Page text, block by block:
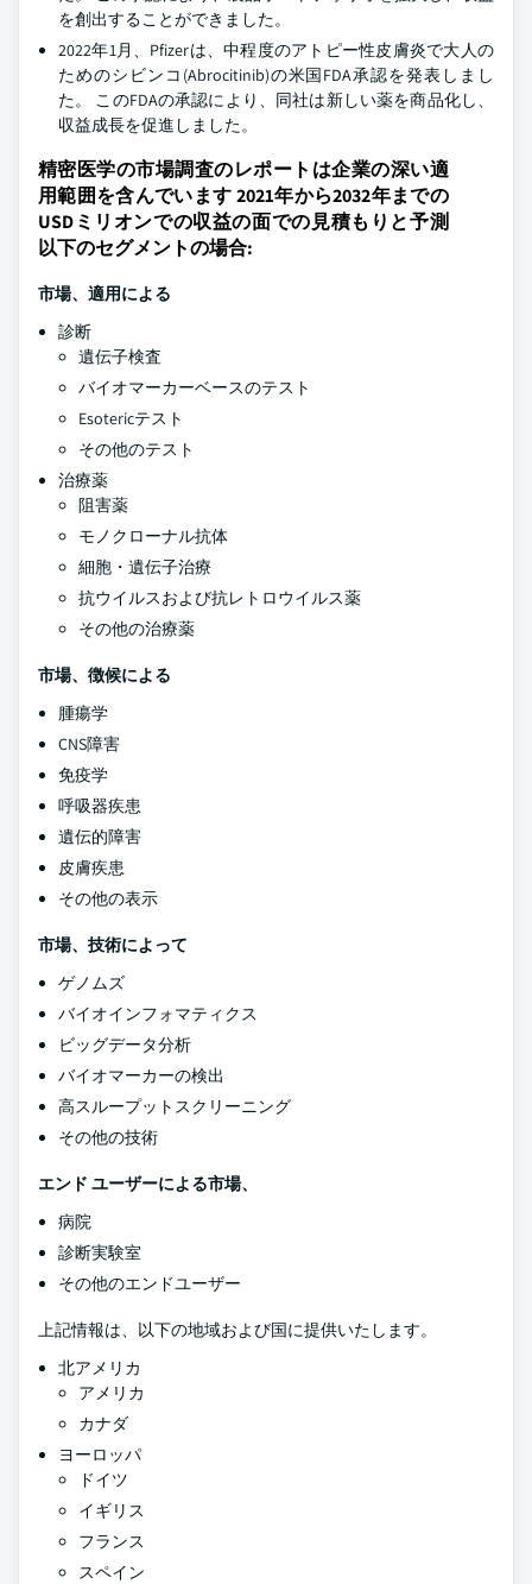
を創出することができました。
2022年1月、Pfizerは、中程度のアトピー性皮膚炎で大人の
ためのシビンコ(Abrocitinib)の米国FDA承認を発表しまし
た。 このFDAの承認により、同社は新しい薬を商品化し、
収益成長を促進しました。
精密医学の市場調査のレポートは企業の深い適
用範囲を含んでいます 2021年から2032年までの
USDミリオンでの収益の面での見積もりと予測
以下のセグメントの場合:
市場、適用による
診断
遺伝子検査
バイオマーカーベースのテスト
Esotericテスト
その他のテスト
治療薬
阻害薬
モノクローナル抗体
細胞・遺伝子治療
抗ウイルスおよび抗レトロウイルス薬
その他の治療薬
市場、徴候による
腫瘍学
CNS障害
免疫学
呼吸器疾患
遺伝的障害
皮膚疾患
その他の表示
市場、技術によって
ゲノムズ
バイオインフォマティクス
ビッグデータ分析
バイオマーカーの検出
高スループットスクリーニング
その他の技術
エンド ユーザーによる市場、
病院
診断実験室
その他のエンドユーザー
上記情報は、以下の地域および国に提供いたします。
北アメリカ
アメリカ
カナダ
ヨーロッパ
ドイツ
イギリス
フランス
スペイン